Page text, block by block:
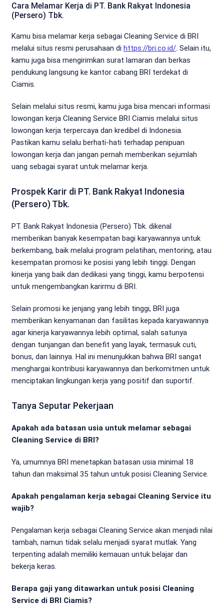
Cara Melamar Kerja di PT. Bank Rakyat Indonesia
(Persero) Tbk.
Kamu bisa melamar kerja sebagai Cleaning Service di BRI
melalui situs resmi perusahaan di https://bri.co.id/. Selain itu,
kamu juga bisa mengirimkan surat lamaran dan berkas
pendukung langsung ke kantor cabang BRI terdekat di
Ciamis.
Selain melalui situs resmi, kamu juga bisa mencari informasi
lowongan kerja Cleaning Service BRI Ciamis melalui situs
lowongan kerja terpercaya dan kredibel di Indonesia.
Pastikan kamu selalu berhati-hati terhadap penipuan
lowongan kerja dan jangan pernah memberikan sejumlah
uang sebagai syarat untuk melamar kerja.
Prospek Karir di PT. Bank Rakyat Indonesia
(Persero) Tbk.
PT. Bank Rakyat Indonesia (Persero) Tbk. dikenal
memberikan banyak kesempatan bagi karyawannya untuk
berkembang, baik melalui program pelatihan, mentoring, atau
kesempatan promosi ke posisi yang lebih tinggi. Dengan
kinerja yang baik dan dedikasi yang tinggi, kamu berpotensi
untuk mengembangkan karirmu di BRI.
Selain promosi ke jenjang yang lebih tinggi, BRI juga
memberikan kenyamanan dan fasilitas kepada karyawannya
agar kinerja karyawannya lebih optimal, salah satunya
dengan tunjangan dan benefit yang layak, termasuk cuti,
bonus, dan lainnya. Hal ini menunjukkan bahwa BRI sangat
menghargai kontribusi karyawannya dan berkomitmen untuk
menciptakan lingkungan kerja yang positif dan suportif.
Tanya Seputar Pekerjaan
Apakah ada batasan usia untuk melamar sebagai
Cleaning Service di BRI?
Ya, umumnya BRI menetapkan batasan usia minimal 18
tahun dan maksimal 35 tahun untuk posisi Cleaning Service.
Apakah pengalaman kerja sebagai Cleaning Service itu
wajib?
Pengalaman kerja sebagai Cleaning Service akan menjadi nilai
tambah, namun tidak selalu menjadi syarat mutlak. Yang
terpenting adalah memiliki kemauan untuk belajar dan
bekerja keras.
Berapa gaji yang ditawarkan untuk posisi Cleaning
Service di BRI Ciamis?